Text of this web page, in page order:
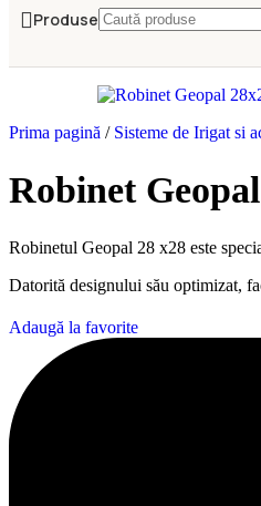
Produse
Prima pagină / Sisteme de Irigat si
Robinet
Robinetul Geopal 28 x28 este
Datorită designului său optimizat,
Adaugă la favorite